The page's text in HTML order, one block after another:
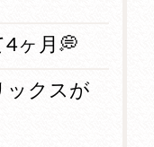
4ヶ月💭
ックスが